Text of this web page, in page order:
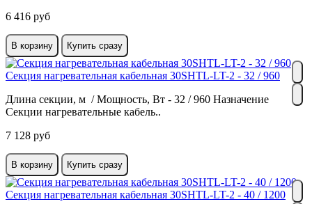
6 416 руб
В корзину Купить сразу
Секция нагревательная кабельная 30SHTL-LT-2 - 32 / 960
Длина секции, м / Мощность, Вт - 32 / 960 Назначение
Секции нагревательные кабель..
7 128 руб
В корзину Купить сразу
Секция нагревательная кабельная 30SHTL-LT-2 - 40 / 1200